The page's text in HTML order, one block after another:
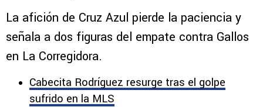
La afición de Cruz Azul pierde la paciencia y
señala a dos figuras del empate contra Gallos
en La Corregidora.
Cabecita Rodríguez resurge tras el golpe
sufrido en la MLS